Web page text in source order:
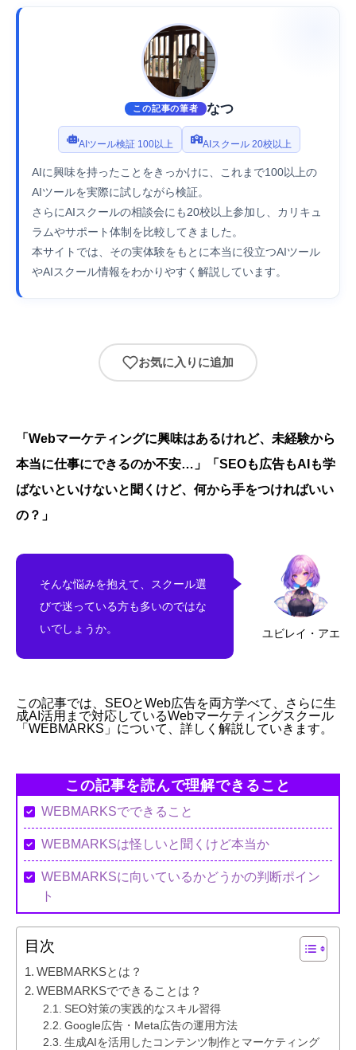
この記事の筆者 なつ
AIツール検証 100以上 AIスクール 20校以上
AIに興味を持ったことをきっかけに、これまで100以上の
AIツールを実際に試しながら検証。
さらにAIスクールの相談会にも20校以上参加し、カリキュ
ラムやサポート体制を比較してきました。
本サイトでは、その実体験をもとに本当に役立つAIツール
やAIスクール情報をわかりやすく解説しています。
お気に入りに追加
「Webマーケティングに興味はあるけれど、未経験から
本当に仕事にできるのか不安…」「SEOも広告もAIも学
ばないといけないと聞くけど、何から手をつければいい
の？」
ユビレイ・アエ
そんな悩みを抱えて、スクール選
びで迷っている方も多いのではな
いでしょうか。
この記事では、SEOとWeb広告を両方学べて、さらに生
成AI活用まで対応しているWebマーケティングスクール
「WEBMARKS」について、詳しく解説していきます。
この記事を読んで理解できること
WEBMARKSでできること
WEBMARKSは怪しいと聞くけど本当か
WEBMARKSに向いているかどうかの判断ポイン
ト
目次
WEBMARKSとは？
WEBMARKSでできることは？
SEO対策の実践的なスキル習得
Google広告・Meta広告の運用方法
生成AIを活用したコンテンツ制作とマーケティング